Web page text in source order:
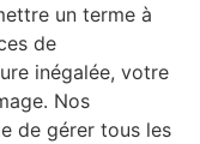
un terme à
de
inégalée, votre
Nos
de gérer tous les